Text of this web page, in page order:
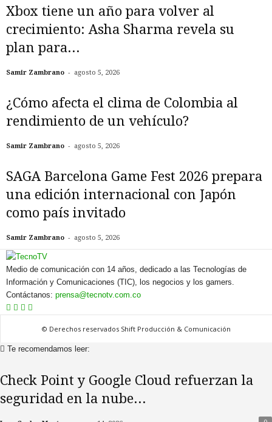
Xbox tiene un año para volver al
crecimiento: Asha Sharma revela su
plan para...
Samir Zambrano - agosto 5, 2026
¿Cómo afecta el clima de Colombia al
rendimiento de un vehículo?
Samir Zambrano - agosto 5, 2026
SAGA Barcelona Game Fest 2026 prepara
una edición internacional con Japón
como país invitado
Samir Zambrano - agosto 5, 2026
Medio de comunicación con 14 años, dedicado a las Tecnologías de
Información y Comunicaciones (TIC), los negocios y los gamers.
Contáctanos: prensa@tecnotv.com.co
© Derechos reservados Shift Producción & Comunicación
Te recomendamos leer:
Check Point y Google Cloud refuerzan la
seguridad en la nube...